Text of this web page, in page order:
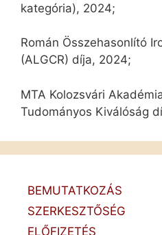
kategória), 2024;
Román Összehasonlító
(ALGCR) díja, 2024;
MTA Kolozsvári
Tudományos Kiválóság
BEMUTATKOZÁS
SZERKESZTŐSÉG
ELŐFIZETÉS